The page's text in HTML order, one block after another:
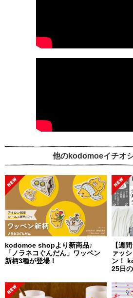
他のkodomoeイチオ
kodomoe shopより新商品♪
「ノラネコぐんだん」ワッペン
新柄3種が登場！
【週
ァッ
ン！
25日